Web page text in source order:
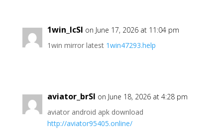
1win_lcSl on June 17, 2026 at 11:04 pm
1win mirror latest 1win47293.help
aviator_brSl on June 18, 2026 at 4:28 pm
aviator android apk download
http://aviator95405.online/